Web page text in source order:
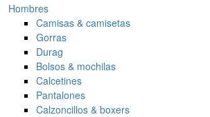
Hombres
Camisas & camisetas
Gorras
Durag
Bolsos & mochilas
Calcetines
Pantalones
Calzoncillos & boxers